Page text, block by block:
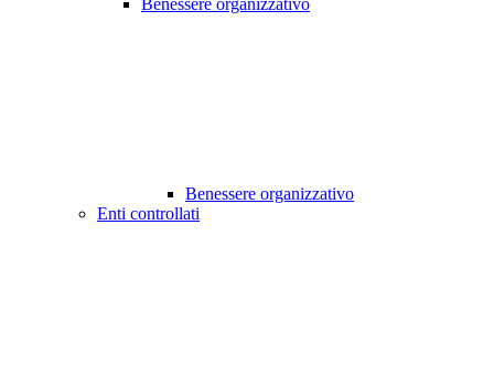
Benessere organizzativo
Benessere organizzativo
Enti controllati